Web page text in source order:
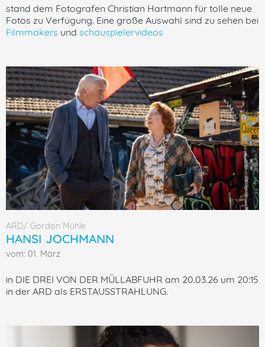
stand dem Fotografen Christian Hartmann für tolle neue
Fotos zu Verfügung. Eine große Auswahl sind zu sehen bei
Filmmakers und schauspielervideos
ARD/ Gordon Mühle
HANSI JOCHMANN
vom: 01. März
in DIE DREI VON DER MÜLLABFUHR am 20.03.26 um 20:15
in der ARD als ERSTAUSSTRAHLUNG.